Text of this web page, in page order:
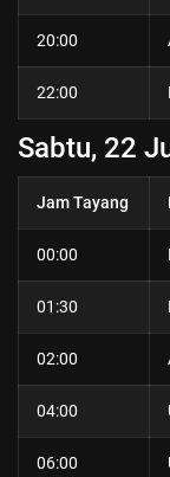
20:00
22:00
Sabtu, 22
Jam Tayang
00:00
01:30
02:00
04:00
06:00